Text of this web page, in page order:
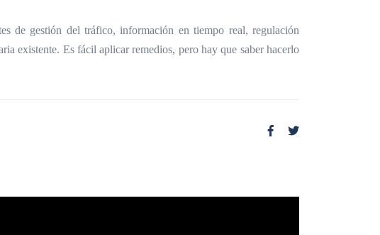
de gestión del tráfico, información en tiempo real, regulación
existente. Es fácil aplicar remedios, pero hay que saber hacerlo